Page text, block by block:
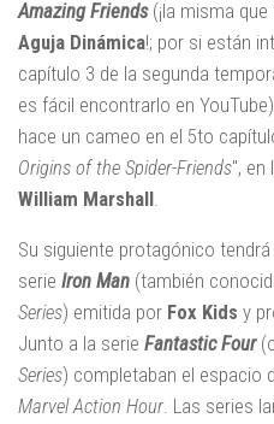
Amazing Friends(¡la misma que
Aguja Dinámica!; por si están
capítulo 3 de la segunda
es fácil encontrarlo en
hace un cameo en el 5to
Origins of the Spider-Friends", en
William Marshall
Su siguiente protagónico
serie Iron Man (también
Series) emitida por Fox Kids y
Junto a la serie Fantastic Four
Series) completaban el espacio
Marvel Action Hour. Las series